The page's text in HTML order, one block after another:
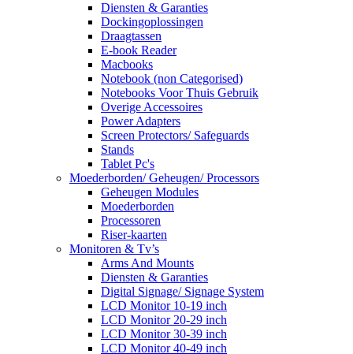
Diensten & Garanties
Dockingoplossingen
Draagtassen
E-book Reader
Macbooks
Notebook (non Categorised)
Notebooks Voor Thuis Gebruik
Overige Accessoires
Power Adapters
Screen Protectors/ Safeguards
Stands
Tablet Pc's
Moederborden/ Geheugen/ Processors
Geheugen Modules
Moederborden
Processoren
Riser-kaarten
Monitoren & Tv’s
Arms And Mounts
Diensten & Garanties
Digital Signage/ Signage System
LCD Monitor 10-19 inch
LCD Monitor 20-29 inch
LCD Monitor 30-39 inch
LCD Monitor 40-49 inch